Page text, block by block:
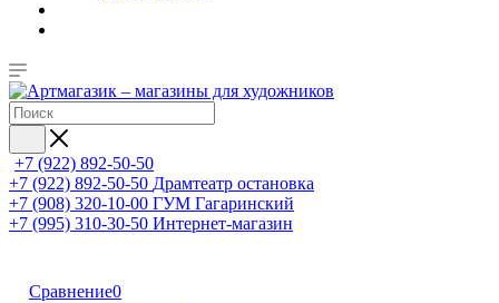
+7 (922) 892-50-50
+7 (922) 892-50-50 Драмтеатр остановка
+7 (908) 320-10-00 ГУМ Гагаринский
+7 (995) 310-30-50 Интернет-магазин
Сравнение0